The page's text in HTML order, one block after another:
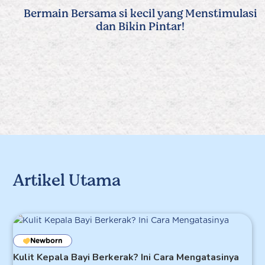
Bermain Bersama si kecil yang Menstimulasi
dan Bikin Pintar!
Artikel Utama
Kulit Kepala Bayi Berkerak? Ini Cara Mengatasinya
Newborn